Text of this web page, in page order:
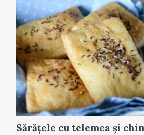
Sărăţele cu telemea și